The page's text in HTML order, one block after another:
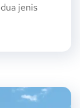
jenis